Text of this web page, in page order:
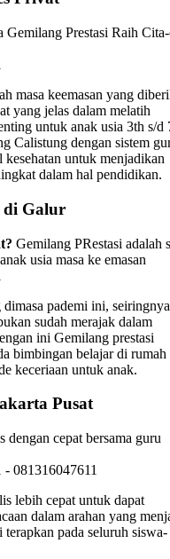
Gemilang Prestasi Raih
masa keemasan yang
yang jelas dalam melatih
untuk anak usia 3th s/d
Calistung dengan sistem
untuk menjadikan
dalam hal pendidikan.
di Galur
Gemilang PRestasi adalah
usia masa ke emasan
pademi ini, seiringnya
sudah merajak dalam
ini Gemilang prestasi
bimbingan belajar di rumah
keceriaan untuk anak.
Pusat
dengan cepat bersama guru
081316047611
lebih cepat untuk dapat
dalam arahan yang
pada seluruh siswa-